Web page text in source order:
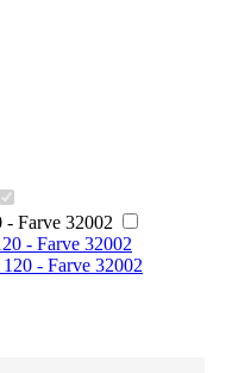
- Farve 32002
- Farve 32002